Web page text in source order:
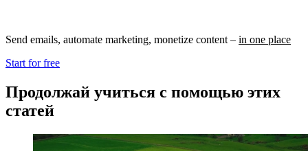
Send emails, automate marketing, monetize content – in one place
Start for free
Продолжай учиться с помощью этих
статей